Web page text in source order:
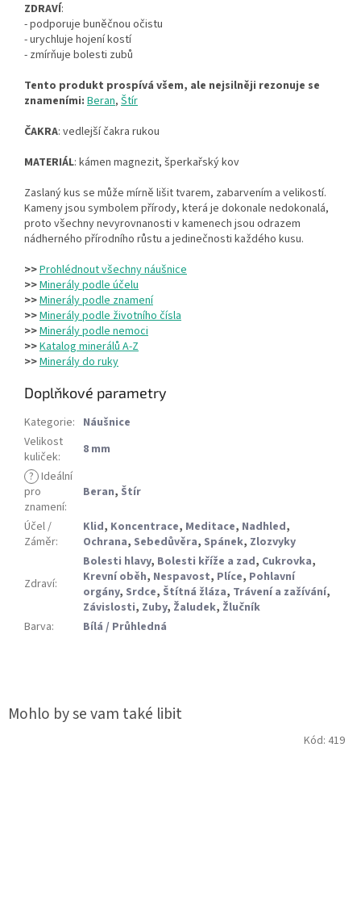
ZDRAVÍ:
- podporuje buněčnou očistu
- urychluje hojení kostí
- zmírňuje bolesti zubů
Tento produkt prospívá všem, ale nejsilněji rezonuje se
znameními: Beran, Štír
ČAKRA: vedlejší čakra rukou
MATERIÁL: kámen magnezit, šperkařský kov
Zaslaný kus se může mírně lišit tvarem, zabarvením a velikostí.
Kameny jsou symbolem přírody, která je dokonale nedokonalá,
proto všechny nevyrovnanosti v kamenech jsou odrazem
nádherného přírodního růstu a jedinečnosti každého kusu.
>>Prohlédnout všechny náušnice
>>Minerály podle účelu
>>Minerály podle znamení
>>Minerály podle životního čísla
>>Minerály podle nemoci
>>Katalog minerálů A-Z
>>Minerály do ruky
Doplňkové parametry
Kategorie: Náušnice
Velikost
kuliček:
8 mm
? Ideální
pro
znamení:
Beran, Štír
Účel /
Záměr:
Klid, Koncentrace, Meditace, Nadhled,
Ochrana, Sebedůvěra, Spánek, Zlozvyky
Zdraví:
Bolesti hlavy, Bolesti kříže a zad, Cukrovka,
Krevní oběh, Nespavost, Plíce, Pohlavní
orgány, Srdce, Štítná žláza, Trávení a zažívání,
Závislosti, Zuby, Žaludek, Žlučník
Barva: Bílá / Průhledná
Kód: 419